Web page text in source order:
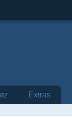
Extras